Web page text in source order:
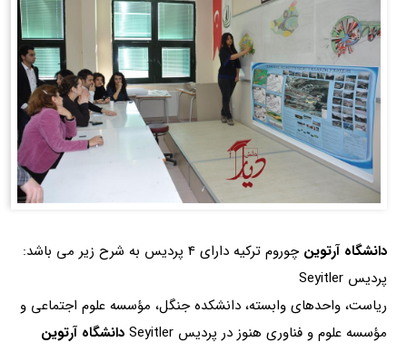
دانشگاه آرتوین چوروم ترکیه دارای 4 پردیس به شرح زیر می باشد:
پردیس Seyitler
ریاست، واحدهای وابسته، دانشکده جنگل، مؤسسه علوم اجتماعی و
مؤسسه علوم و فناوری هنوز در پردیس Seyitler
دانشگاه آرتوین